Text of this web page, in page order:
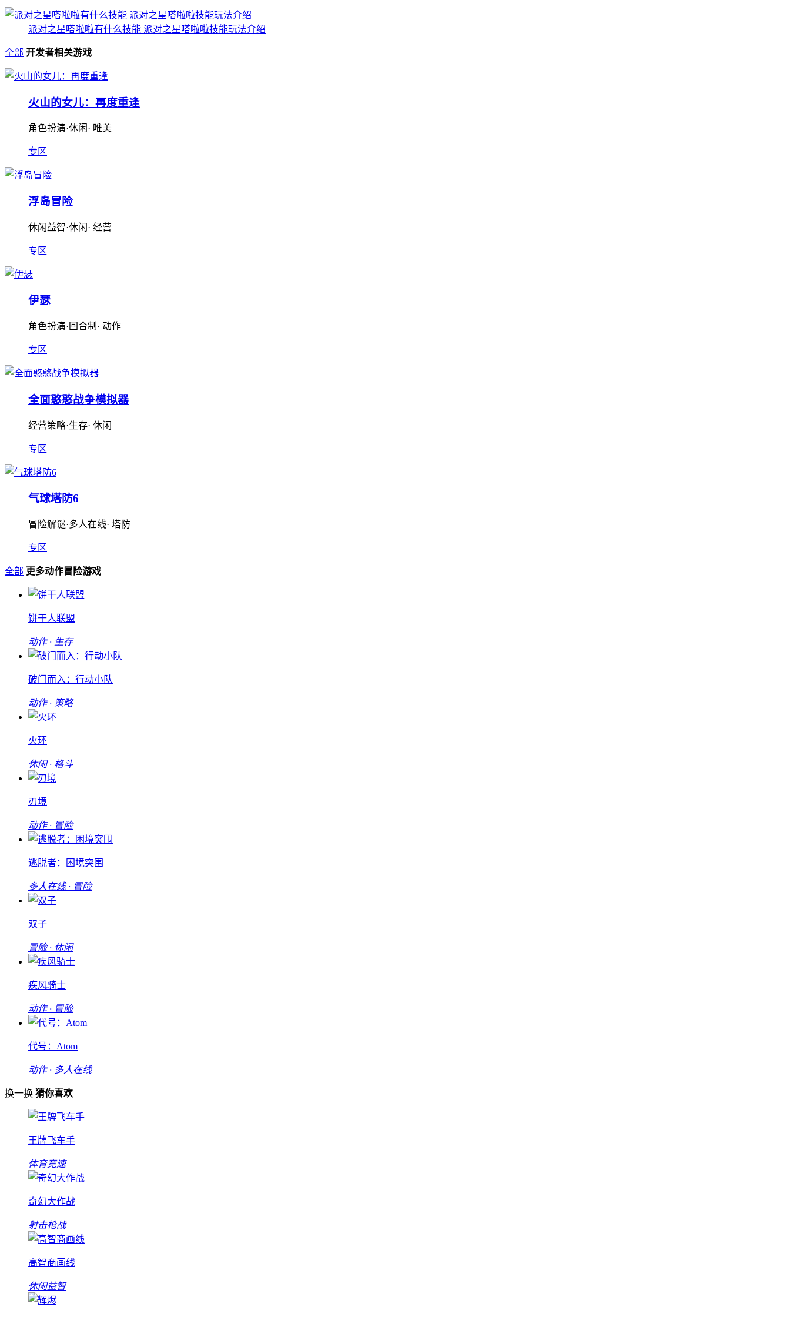
派对之星嗒啦啦有什么技能 派对之星嗒啦啦技能玩法介绍
全部 开发者相关游戏
火山的女儿：再度重逢
角色扮演·休闲· 唯美
专区
浮岛冒险
休闲益智·休闲· 经营
专区
伊瑟
角色扮演·回合制· 动作
专区
全面憨憨战争模拟器
经营策略·生存· 休闲
专区
气球塔防6
冒险解谜·多人在线· 塔防
专区
全部 更多动作冒险游戏
饼干人联盟
动作 · 生存
破门而入：行动小队
动作 · 策略
火环
休闲 · 格斗
刃境
动作 · 冒险
逃脱者：困境突围
多人在线 · 冒险
双子
冒险 · 休闲
疾风骑士
动作 · 冒险
代号：Atom
动作 · 多人在线
换一换 猜你喜欢
王牌飞车手
体育竞速
奇幻大作战
射击枪战
高智商画线
休闲益智